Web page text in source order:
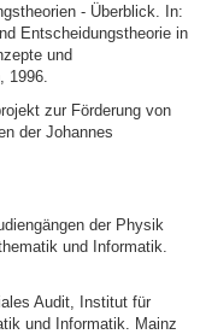
- Überblick. In:
Entscheidungstheorie in
und
1996.
zur Förderung von
der Johannes
der Physik
und Informatik.
Audit, Institut für
und Informatik. Mainz